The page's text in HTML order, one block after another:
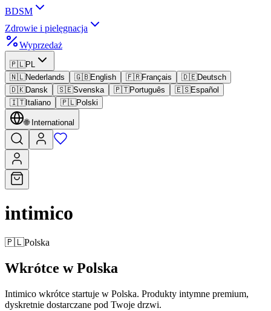
BDSM
Zdrowie i pielęgnacja
Wyprzedaż
🇵🇱PL
🇳🇱Nederlands 🇬🇧English 🇫🇷Français 🇩🇪Deutsch
🇩🇰Dansk 🇸🇪Svenska 🇵🇹Português 🇪🇸Español
🇮🇹Italiano 🇵🇱Polski
🌐 International
intimico
🇵🇱Polska
Wkrótce w Polska
Intimico wkrótce startuje w Polska. Produkty intymne premium,
dyskretnie dostarczane pod Twoje drzwi.